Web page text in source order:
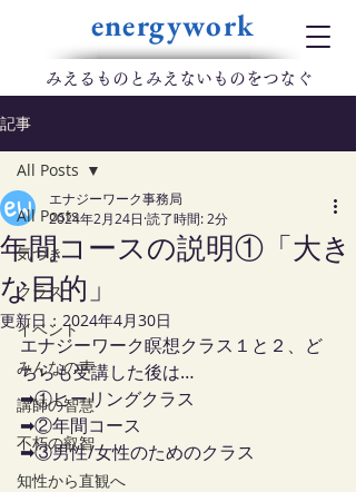
energywork
​みえるものとみえないものをつなぐ
記事
All Posts
気づき
クラス
イベント
みんなの声
講師の智慧
不朽の叡智
知性から直観へ
All Posts
年間コースの説明①「大き
な目的」
エナジーワーク事務局
2024年2月24日 読了時間: 2分
更新日： 2024年4月30日
エナジーワーク瞑想クラス１と２、ど
ちらも受講した後は…
➡①ヒーリングクラス
➡②年間コース
➡③男性/女性のためのクラス